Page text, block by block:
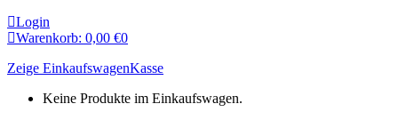
Login
Warenkorb: 0,00 €0
Zeige EinkaufswagenKasse
Keine Produkte im Einkaufswagen.